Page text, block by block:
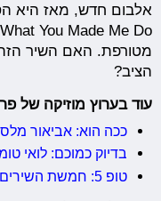
מטורפת. האם השיר הזה
הציב?
עוד בערוץ מוזיקה של
ככה הוא: אביאור
בדיוק כמוכם: לואי
טופ 5: חמשת השירים הטובים ביותר של שירי מימון